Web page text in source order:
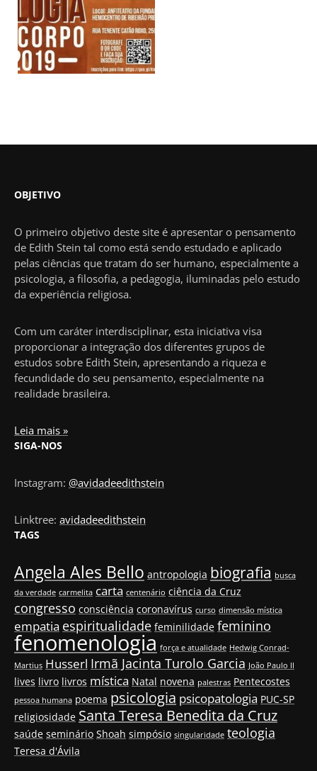
OBJETIVO
O primeiro objetivo deste site é apresentar o pensamento
de Edith Stein tal como está sendo estudado e aplicado
pelas ciências que tratam do ser humano, especialmente a
psicologia, a filosofia, a pedagogia, iluminadas pelo estudo
da experiência religiosa.
Com um caráter interdisciplinar, esta iniciativa visa
proporcionar a integração dos diferentes grupos de
estudos sobre Edith Stein, apresentando a riqueza e
fecundidade do seu pensamento, especialmente na
realidade brasileira.
Leia mais »
SIGA-NOS
Instagram: @avidadeedithstein
Linktree: avidadeedithstein
TAGS
Angela Ales Bello antropologia biografia busca
da verdade carmelita carta centenário ciência da Cruz
congresso consciência coronavírus curso dimensão mística
empatia espiritualidade feminilidade feminino
fenomenologia força e atualidade Hedwig Conrad-
Martius Husserl Irmã Jacinta Turolo Garcia João Paulo II
lives livro livros mística Natal novena palestras Pentecostes
pessoa humana poema psicologia psicopatologia PUC-SP
religiosidade Santa Teresa Benedita da Cruz
saúde seminário Shoah simpósio singularidade teologia
Teresa d'Ávila